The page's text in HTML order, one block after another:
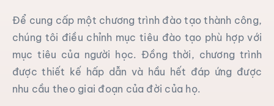
Để cung cấp một chương trình đào tạo thành công,
chúng tôi điều chỉnh mục tiêu đào tạo phù hợp với
mục tiêu của người học. Đồng thời, chương trình
được thiết kế hấp dẫn và hầu hết đáp ứng được
nhu cầu theo giai đoạn của đời của họ.